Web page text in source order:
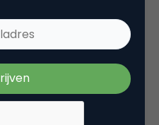
goed. Niet
Hij had wel veel te
interessant bedrijf
maar ik hield het